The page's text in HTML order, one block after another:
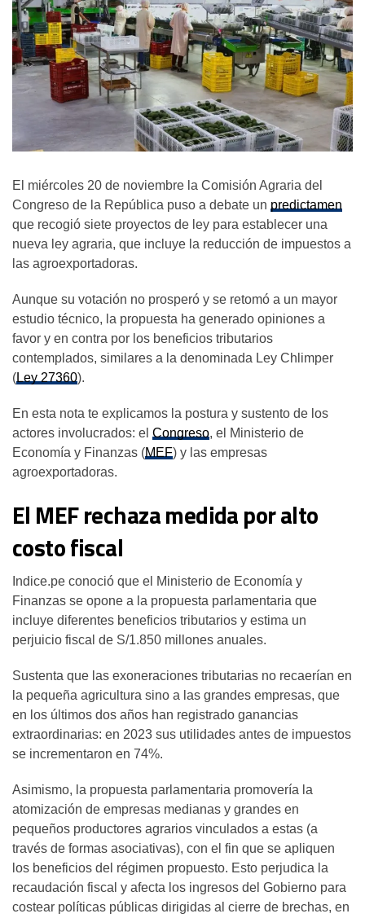
El miércoles 20 de noviembre la Comisión Agraria del
Congreso de la República puso a debate un predictamen
que recogió siete proyectos de ley para establecer una
nueva ley agraria, que incluye la reducción de impuestos a
las agroexportadoras.
Aunque su votación no prosperó y se retomó a un mayor
estudio técnico, la propuesta ha generado opiniones a
favor y en contra por los beneficios tributarios
contemplados, similares a la denominada Ley Chlimper
(Ley 27360).
En esta nota te explicamos la postura y sustento de los
actores involucrados: el Congreso, el Ministerio de
Economía y Finanzas (MEF) y las empresas
agroexportadoras.
El MEF rechaza medida por alto
costo fiscal
Indice.pe conoció que el Ministerio de Economía y
Finanzas se opone a la propuesta parlamentaria que
incluye diferentes beneficios tributarios y estima un
perjuicio fiscal de S/1.850 millones anuales.
Sustenta que las exoneraciones tributarias no recaerían en
la pequeña agricultura sino a las grandes empresas, que
en los últimos dos años han registrado ganancias
extraordinarias: en 2023 sus utilidades antes de impuestos
se incrementaron en 74%.
Asimismo, la propuesta parlamentaria promovería la
atomización de empresas medianas y grandes en
pequeños productores agrarios vinculados a estas (a
través de formas asociativas), con el fin que se apliquen
los beneficios del régimen propuesto. Esto perjudica la
recaudación fiscal y afecta los ingresos del Gobierno para
costear políticas públicas dirigidas al cierre de brechas, en